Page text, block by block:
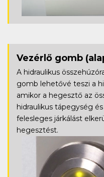
Vezérlő gomb
A hidraulikus
gomb lehetővé teszi a
amikor a hegesztő az
hidraulikus tápegység
felesleges járkálást
hegesztést.